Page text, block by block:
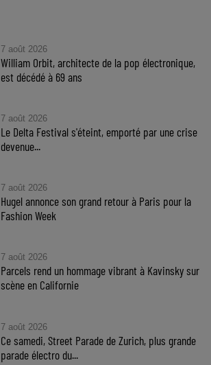
7 août 2026
William Orbit, architecte de la pop électronique,
est décédé à 69 ans
7 août 2026
Le Delta Festival s'éteint, emporté par une crise
devenue...
7 août 2026
Hugel annonce son grand retour à Paris pour la
Fashion Week
7 août 2026
Parcels rend un hommage vibrant à Kavinsky sur
scène en Californie
7 août 2026
Ce samedi, Street Parade de Zurich, plus grande
parade électro du...